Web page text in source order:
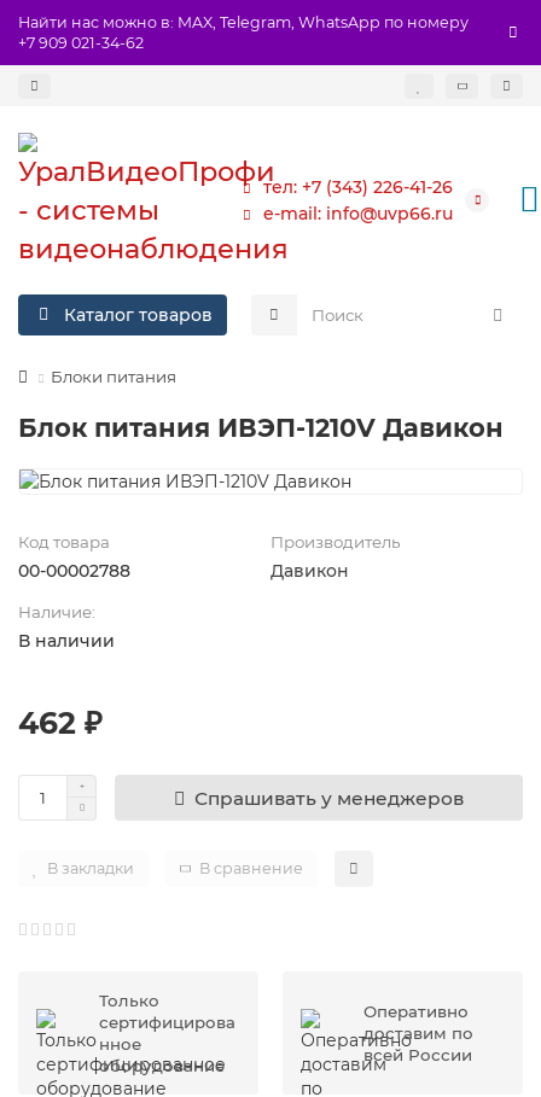
Найти нас можно в: MAX, Telegram, WhatsApp по номеру
+7 909 021-34-62
тел: +7 (343) 226-41-26
e-mail: info@uvp66.ru
Каталог товаров
Блоки питания
Блок питания ИВЭП-1210V Давикон
Код товара
00-00002788
Производитель
Давикон
Наличие:
В наличии
462 ₽
Спрашивать у менеджеров
В закладки В сравнение
Только
сертифицирова
нное
оборудование
Оперативно
доставим по
всей России